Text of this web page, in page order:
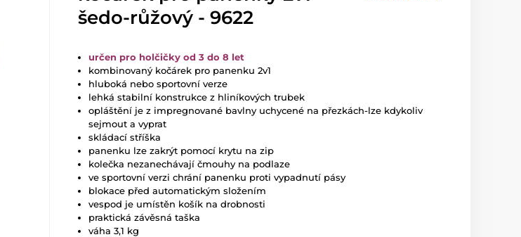
šedo-růžový - 9622
určen pro holčičky od 3 do 8 let
kombinovaný kočárek pro panenku 2v1
hluboká nebo sportovní verze
lehká stabilní konstrukce z hliníkových trubek
opláštění je z impregnované bavlny uchycené na přezkách-lze kdykoliv
sejmout a vyprat
skládací stříška
panenku lze zakrýt pomocí krytu na zip
kolečka nezanechávají čmouhy na podlaze
ve sportovní verzi chrání panenku proti vypadnutí pásy
blokace před automatickým složením
vespod je umístěn košík na drobnosti
praktická závěsná taška
váha 3,1 kg